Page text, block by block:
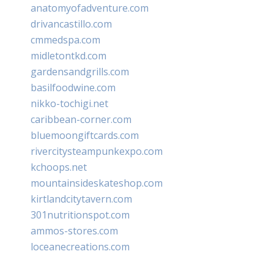
anatomyofadventure.com
drivancastillo.com
cmmedspa.com
midletontkd.com
gardensandgrills.com
basilfoodwine.com
nikko-tochigi.net
caribbean-corner.com
bluemoongiftcards.com
rivercitysteampunkexpo.com
kchoops.net
mountainsideskateshop.com
kirtlandcitytavern.com
301nutritionspot.com
ammos-stores.com
loceanecreations.com